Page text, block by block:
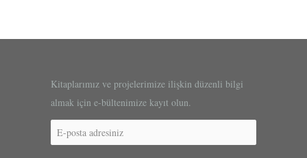
Kitaplarımız ve projelerimize ilişkin düzenli bilgi
almak için e-bültenimize kayıt olun.